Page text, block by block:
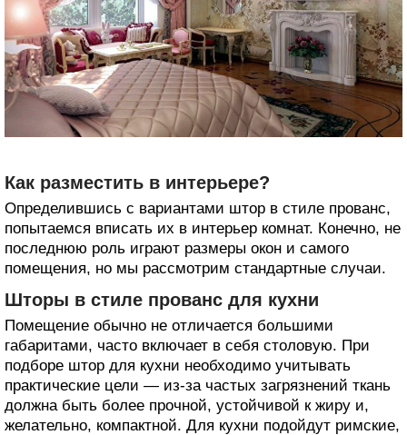
Как разместить в интерьере?
Определившись с вариантами штор в стиле прованс,
попытаемся вписать их в интерьер комнат. Конечно, не
последнюю роль играют размеры окон и самого
помещения, но мы рассмотрим стандартные случаи.
Шторы в стиле прованс для кухни
Помещение обычно не отличается большими
габаритами, часто включает в себя столовую. При
подборе штор для кухни необходимо учитывать
практические цели — из-за частых загрязнений ткань
должна быть более прочной, устойчивой к жиру и,
желательно, компактной. Для кухни подойдут римские,